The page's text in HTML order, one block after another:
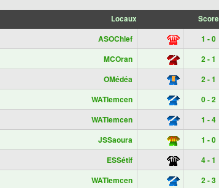
Locaux Score
ASOChlef 1 - 0
MCOran 2 - 1
OMédéa 2 - 1
WATlemcen 0 - 2
WATlemcen 1 - 4
JSSaoura 1 - 0
ESSétif 4 - 1
WATlemcen 2 - 3